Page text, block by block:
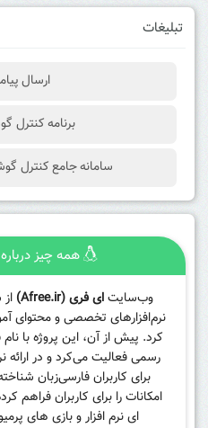
تبلیغات
ارسال
برنامه کنترل
سامانه جامع کنترل
همه چیز
وب‌سایتای فری (Afree.ir)
نرم‌افزارهای تخصصی و محتوای
کرد. پیش از آن، این پروژه با نام
رسمی فعالیت می‌کرد و در ارائه
برای کاربران فارسی‌زبان
امکانات را برای کاربران فراهم
ای نرم افزار و بازی های